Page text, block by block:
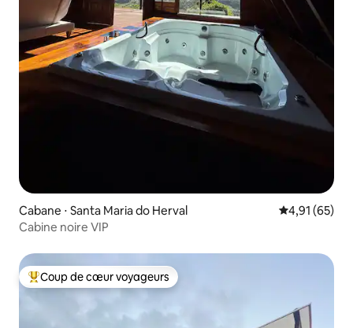
Cabane ⋅ Santa Maria do Herval Évaluation
4,91 (65)
Cabine noire VIP
Coups de cœur voyageurs les plus appréciés
Coup de cœur voyageurs